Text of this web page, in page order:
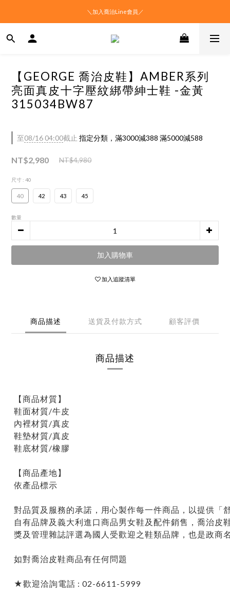
＼加入喬治Line會員／
【GEORGE 喬治皮鞋】AMBER系列
亮面真皮十字壓紋綁帶紳士鞋 -金黃
315034BW87
至08/16 04:00截止 指定分類，滿3000減388 滿5000減588
NT$2,980 NT$4,980
尺寸 : 40
40 42 43 45
數量
加入購物車
加入追蹤清單
商品描述 送貨及付款方式 顧客評價
商品描述
【商品材質】
鞋面材質/牛皮
內裡材質/真皮
鞋墊材質/真皮
鞋底材質/橡膠
【商品產地】
依產品標示
對品質及服務的承諾，用心製作每一件商品，以提供
自有品牌及義大利進口商品男女鞋及配件銷售，喬治
獎及管理雜誌評選為國人受歡迎之鞋類品牌，也是政商
如對喬治皮鞋商品有任何問題
★歡迎洽詢電話 : 02-6611-5999